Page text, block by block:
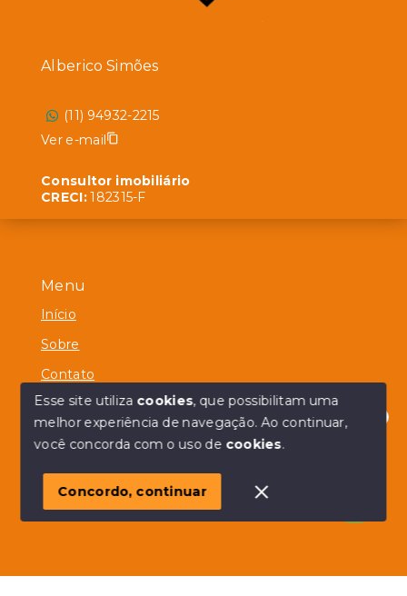
Olá! em posso ajudar?
Menu
Início
Sobre
Contato
© Copyright 2026 - Alberico Simões - Todos os direitos
SITE PARA IMOBILIARIA
Alberico Simões
(11) 94932-2215
Ver e-mail
Consultor imobiliário
CRECI:182315-F
Esse site utiliza cookies, que possibilitam uma
melhor experiência de navegação.Ao continuar,
você concorda com o uso de cookies.
Concordo, continuar